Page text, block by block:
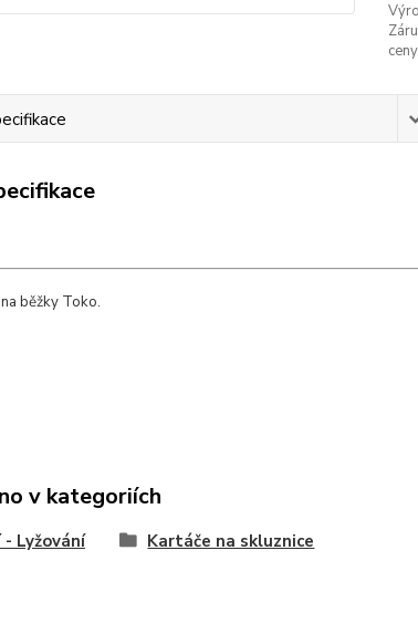
běžky Toko.
v kategoriích
Lyžování Kartáče na skluznice